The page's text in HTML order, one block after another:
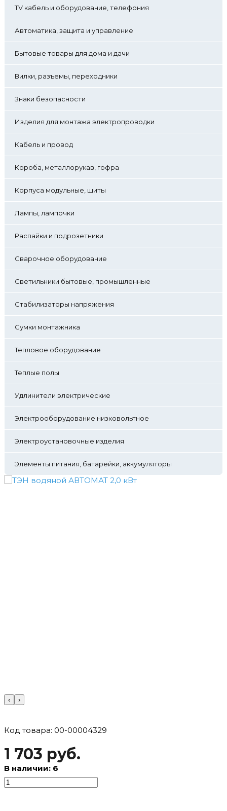
TV кабель и оборудование, телефония
Автоматика, защита и управление
Бытовые товары для дома и дачи
Вилки, разъемы, переходники
Знаки безопасности
Изделия для монтажа электропроводки
Кабель и провод
Короба, металлорукав, гофра
Корпуса модульные, щиты
Лампы, лампочки
Распайки и подрозетники
Сварочное оборудование
Светильники бытовые, промышленные
Стабилизаторы напряжения
Сумки монтажника
Тепловое оборудование
Теплые полы
Удлинители электрические
Электрооборудование низковольтное
Электроустановочные изделия
Элементы питания, батарейки, аккумуляторы
‹ ›
Код товара: 00-00004329
1 703 руб.
В наличии: 6